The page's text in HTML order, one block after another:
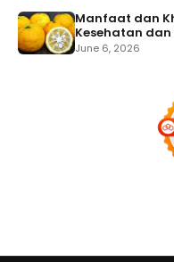
Manfaat dan
Kesehatan
June 6, 2026